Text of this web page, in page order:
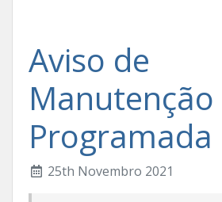
Aviso de
Manutenção
Programada
25th Novembro 2021